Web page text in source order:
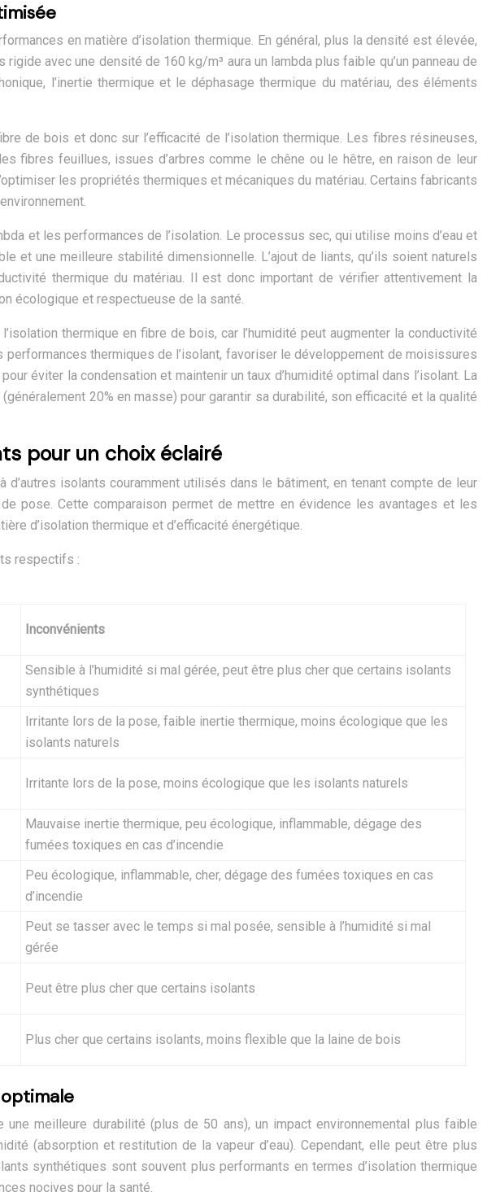
en matière d’isolation thermique. En général, plus la densité est élevée,
avec une densité de 160 kg/m³ aura un lambda plus faible qu’un panneau de
l’inertie thermique et le déphasage thermique du matériau, des éléments
de bois et donc sur l’efficacité de l’isolation thermique. Les fibres résineuses,
fibres feuillues, issues d’arbres comme le chêne ou le hêtre, en raison de leur
les propriétés thermiques et mécaniques du matériau. Certains fabricants
et les performances de l’isolation. Le processus sec, qui utilise moins d’eau et
et une meilleure stabilité dimensionnelle. L’ajout de liants, qu’ils soient naturels
thermique du matériau. Il est donc important de vérifier attentivement la
écologique et respectueuse de la santé.
thermique en fibre de bois, car l’humidité peut augmenter la conductivité
thermiques de l’isolant, favoriser le développement de moisissures
éviter la condensation et maintenir un taux d’humidité optimal dans l’isolant. La
20% en masse) pour garantir sa durabilité, son efficacité et la qualité
pour un choix éclairé
isolants couramment utilisés dans le bâtiment, en tenant compte de leur
pose. Cette comparaison permet de mettre en évidence les avantages et les
d’isolation thermique et d’efficacité énergétique.
respectifs :
Inconvénients
Sensible à l’humidité si mal gérée, peut être plus cher que certains isolants
synthétiques
Irritante lors de la pose, faible inertie thermique, moins écologique que les
isolants naturels
Irritante lors de la pose, moins écologique que les isolants naturels
Mauvaise inertie thermique, peu écologique, inflammable, dégage des
fumées toxiques en cas d’incendie
Peu écologique, inflammable, cher, dégage des fumées toxiques en cas
d’incendie
Peut se tasser avec le temps si mal posée, sensible à l’humidité si mal
gérée
Peut être plus cher que certains isolants
Plus cher que certains isolants, moins flexible que la laine de bois
meilleure durabilité (plus de 50 ans), un impact environnemental plus faible
(absorption et restitution de la vapeur d’eau). Cependant, elle peut être plus
synthétiques sont souvent plus performants en termes d’isolation thermique
nocives pour la santé.